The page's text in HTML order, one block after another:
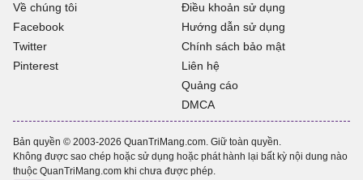
Về chúng tôi
Facebook
Twitter
Pinterest
Điều khoản sử dụng
Hướng dẫn sử dụng
Chính sách bảo mật
Liên hệ
Quảng cáo
DMCA
Bản quyền © 2003-2026 QuanTriMang.com. Giữ toàn quyền.
Không được sao chép hoặc sử dụng hoặc phát hành lại bất kỳ nội dung nào
thuộc QuanTriMang.com khi chưa được phép.